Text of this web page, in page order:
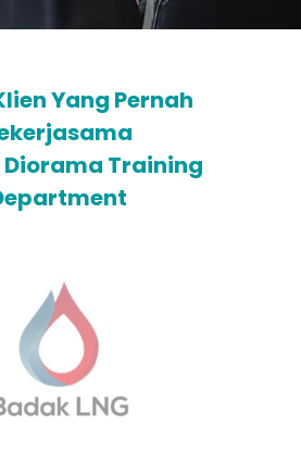
Yang Pernah
Training